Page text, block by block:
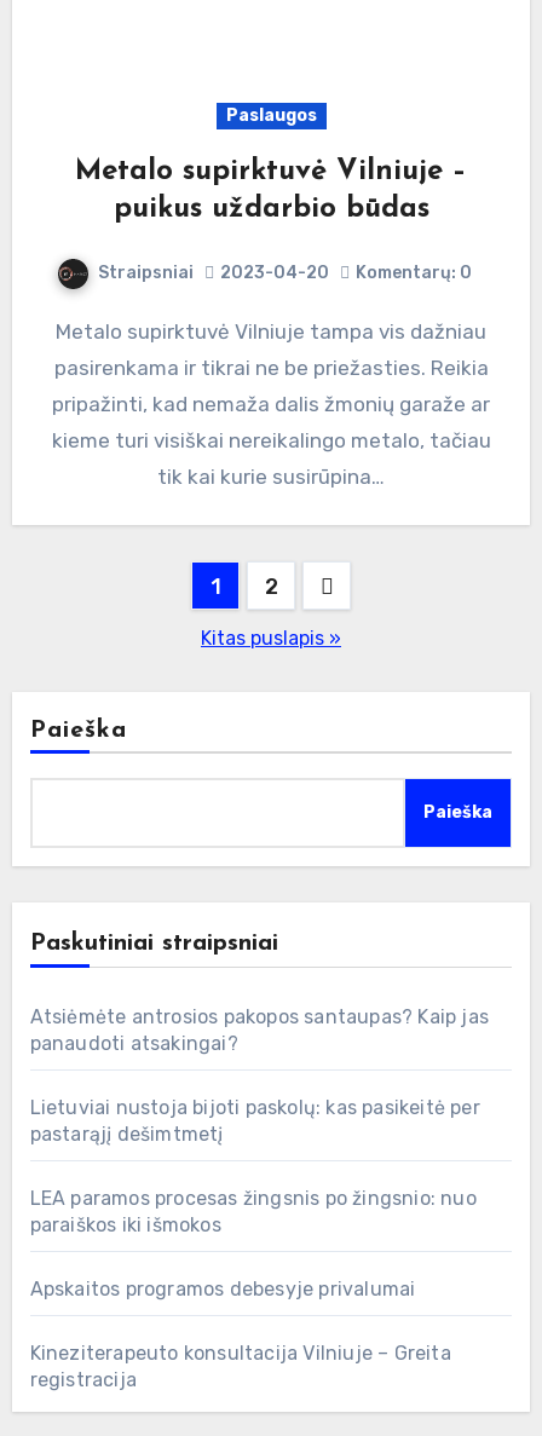
Paslaugos
Metalo supirktuvė Vilniuje –
puikus uždarbio būdas
Straipsniai 2023-04-20 Komentarų: 0
Metalo supirktuvė Vilniuje tampa vis dažniau
pasirenkama ir tikrai ne be priežasties. Reikia
pripažinti, kad nemaža dalis žmonių garaže ar
kieme turi visiškai nereikalingo metalo, tačiau
tik kai kurie susirūpina…
puslapiavimas
1 2
Kitas puslapis »
Paieška
Paieška
Paskutiniai straipsniai
Atsiėmėte antrosios pakopos santaupas? Kaip jas
panaudoti atsakingai?
Lietuviai nustoja bijoti paskolų: kas pasikeitė per
pastarąjį dešimtmetį
LEA paramos procesas žingsnis po žingsnio: nuo
paraiškos iki išmokos
Apskaitos programos debesyje privalumai
Kineziterapeuto konsultacija Vilniuje – Greita
registracija